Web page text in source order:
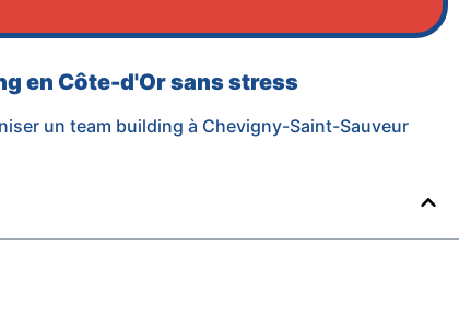
en Côte-d'Or sans stress
un team building à Chevigny-Saint-Sauveur